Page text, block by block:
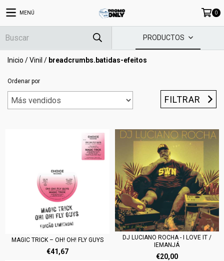
MENÚ 0
PRODUCTOS
Inicio /Vinil / breadcrumbs.batidas-efeitos
Ordenar por
FILTRAR
MAGIC TRICK – OH! OH! FLY GUYS
€41,67
DJ LUCIANO ROCHA - I LOVE IT /
IEMANJÁ
€20,00